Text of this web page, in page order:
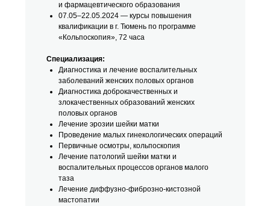
и фармацевтического образования
07.05–22.05.2024 — курсы повышения
квалификации в г. Тюмень по программе
«Кольпоскопия», 72 часа
Специализация:
Диагностика и лечение воспалительных
заболеваний женских половых органов
Диагностика доброкачественных и
злокачественных образований женских
половых органов
Лечение эрозии шейки матки
Проведение малых гинекологических операций
Первичные осмотры, кольпоскопия
Лечение патологий шейки матки и
воспалительных процессов органов малого
таза
Лечение диффузно-фиброзно-кистозной
мастопатии